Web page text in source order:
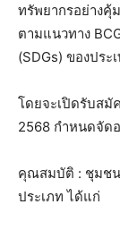
ทรัพยากรอย่างคุ้
ตามแนวทาง
(SDGs) ของประ
โดยจะเปิดรับสมั
2568 กำหนดจัด
คุณสมบัติ : ชุมช
ประเภท ได้แก่